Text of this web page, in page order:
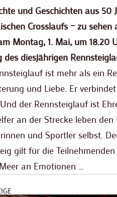
und Geschichten aus
Crosslaufs – zu
Montag, 1. Mai, um 18.20
des diesjährigen
ist mehr als ein
und Liebe. Er
der Rennsteiglauf ist
an der Strecke leben
und Sportler selbst.
gilt für die
an Emotionen …